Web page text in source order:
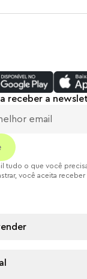
receber a
tudo o que você
você aceita